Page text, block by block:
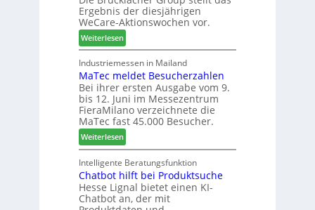
t
s
f
ü
h
r
e
r
e
n
f
ü
r
P
l
a
n
t
a
g
l
l
o
-
F
r
ä
s
e
r
u
n
d
-
V
e
Ergebnis der diesjährigen
WeCare-Aktionswochen vor.
Weiterlesen:
W
e
C
a
r
e
-
A
k
t
i
o
n
Industriemessen in Mailand
MaTec meldet Besucherzahlen
Bei ihrer ersten Ausgabe vom 9.
bis 12. Juni im Messezentrum
FieraMilano verzeichnete die
MaTec fast 45.000 Besucher.
Weiterlesen:
M
a
T
e
c
Intelligente Beratungsfunktion
Chatbot hilft bei Produktsuche
Hesse Lignal bietet einen KI-
Chatbot an, der mit